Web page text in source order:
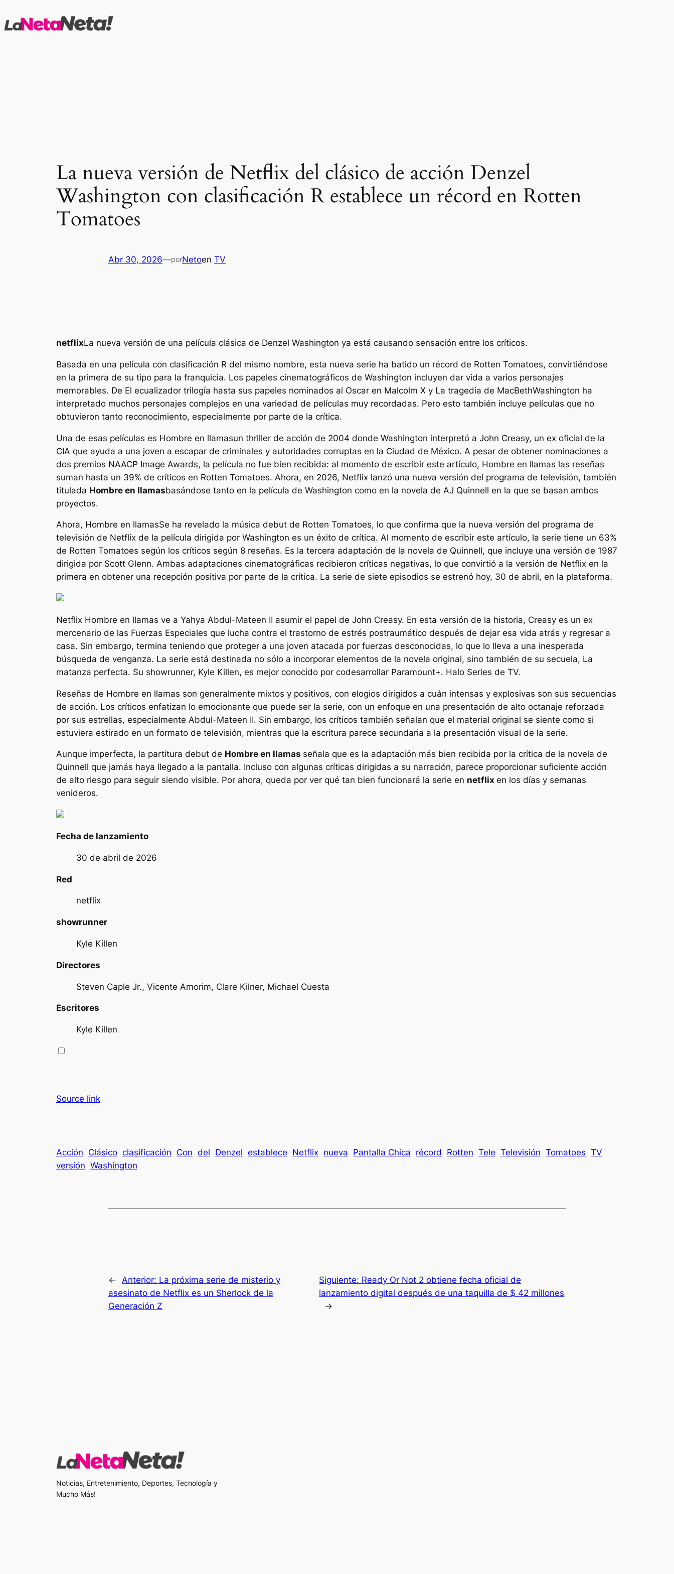
al
La nueva versión de Netflix del clásico de acción Denzel
Washington con clasificación R establece un récord en Rotten
Tomatoes
Abr 30, 2026—porNetoen TV
netflixLa nueva versión de una película clásica de Denzel Washington ya está causando sensación entre los críticos.
Basada en una película con clasificación R del mismo nombre, esta nueva serie ha batido un récord de Rotten Tomatoes, convirtiéndose
en la primera de su tipo para la franquicia. Los papeles cinematográficos de Washington incluyen dar vida a varios personajes
memorables. De El ecualizador trilogía hasta sus papeles nominados al Oscar en Malcolm X y La tragedia de MacBethWashington ha
interpretado muchos personajes complejos en una variedad de películas muy recordadas. Pero esto también incluye películas que no
obtuvieron tanto reconocimiento, especialmente por parte de la crítica.
Una de esas películas es Hombre en llamasun thriller de acción de 2004 donde Washington interpretó a John Creasy, un ex oficial de la
CIA que ayuda a una joven a escapar de criminales y autoridades corruptas en la Ciudad de México. A pesar de obtener nominaciones a
dos premios NAACP Image Awards, la película no fue bien recibida: al momento de escribir este artículo, Hombre en llamas las reseñas
suman hasta un 39% de críticos en Rotten Tomatoes. Ahora, en 2026, Netflix lanzó una nueva versión del programa de televisión, también
titulada Hombre en llamasbasándose tanto en la película de Washington como en la novela de AJ Quinnell en la que se basan ambos
proyectos.
Ahora, Hombre en llamasSe ha revelado la música debut de Rotten Tomatoes, lo que confirma que la nueva versión del programa de
televisión de Netflix de la película dirigida por Washington es un éxito de crítica. Al momento de escribir este artículo, la serie tiene un 63%
de Rotten Tomatoes según los críticos según 8 reseñas. Es la tercera adaptación de la novela de Quinnell, que incluye una versión de 1987
dirigida por Scott Glenn. Ambas adaptaciones cinematográficas recibieron críticas negativas, lo que convirtió a la versión de Netflix en la
primera en obtener una recepción positiva por parte de la crítica. La serie de siete episodios se estrenó hoy, 30 de abril, en la plataforma.
Netflix Hombre en llamas ve a Yahya Abdul-Mateen II asumir el papel de John Creasy. En esta versión de la historia, Creasy es un ex
mercenario de las Fuerzas Especiales que lucha contra el trastorno de estrés postraumático después de dejar esa vida atrás y regresar a
casa. Sin embargo, termina teniendo que proteger a una joven atacada por fuerzas desconocidas, lo que lo lleva a una inesperada
búsqueda de venganza. La serie está destinada no sólo a incorporar elementos de la novela original, sino también de su secuela, La
matanza perfecta. Su showrunner, Kyle Killen, es mejor conocido por codesarrollar Paramount+. Halo Series de TV.
Reseñas de Hombre en llamas son generalmente mixtos y positivos, con elogios dirigidos a cuán intensas y explosivas son sus secuencias
de acción. Los críticos enfatizan lo emocionante que puede ser la serie, con un enfoque en una presentación de alto octanaje reforzada
por sus estrellas, especialmente Abdul-Mateen II. Sin embargo, los críticos también señalan que el material original se siente como si
estuviera estirado en un formato de televisión, mientras que la escritura parece secundaria a la presentación visual de la serie.
Aunque imperfecta, la partitura debut de Hombre en llamas señala que es la adaptación más bien recibida por la crítica de la novela de
Quinnell que jamás haya llegado a la pantalla. Incluso con algunas críticas dirigidas a su narración, parece proporcionar suficiente acción
de alto riesgo para seguir siendo visible. Por ahora, queda por ver qué tan bien funcionará la serie en netflix en los días y semanas
venideros.
Fecha de lanzamiento
30 de abril de 2026
Red
netflix
showrunner
Kyle Killen
Directores
Steven Caple Jr., Vicente Amorim, Clare Kilner, Michael Cuesta
Escritores
Kyle Killen
Source link
Acción Clásico clasificación Con del Denzel establece Netflix nueva Pantalla Chica récord Rotten Tele Televisión Tomatoes TV
versión Washington
← Anterior: La próxima serie de misterio y
asesinato de Netflix es un Sherlock de la
Generación Z
Siguiente: Ready Or Not 2 obtiene fecha oficial de
lanzamiento digital después de una taquilla de $ 42 millones
→
Noticias, Entretenimiento, Deportes, Tecnología y
Mucho Más!